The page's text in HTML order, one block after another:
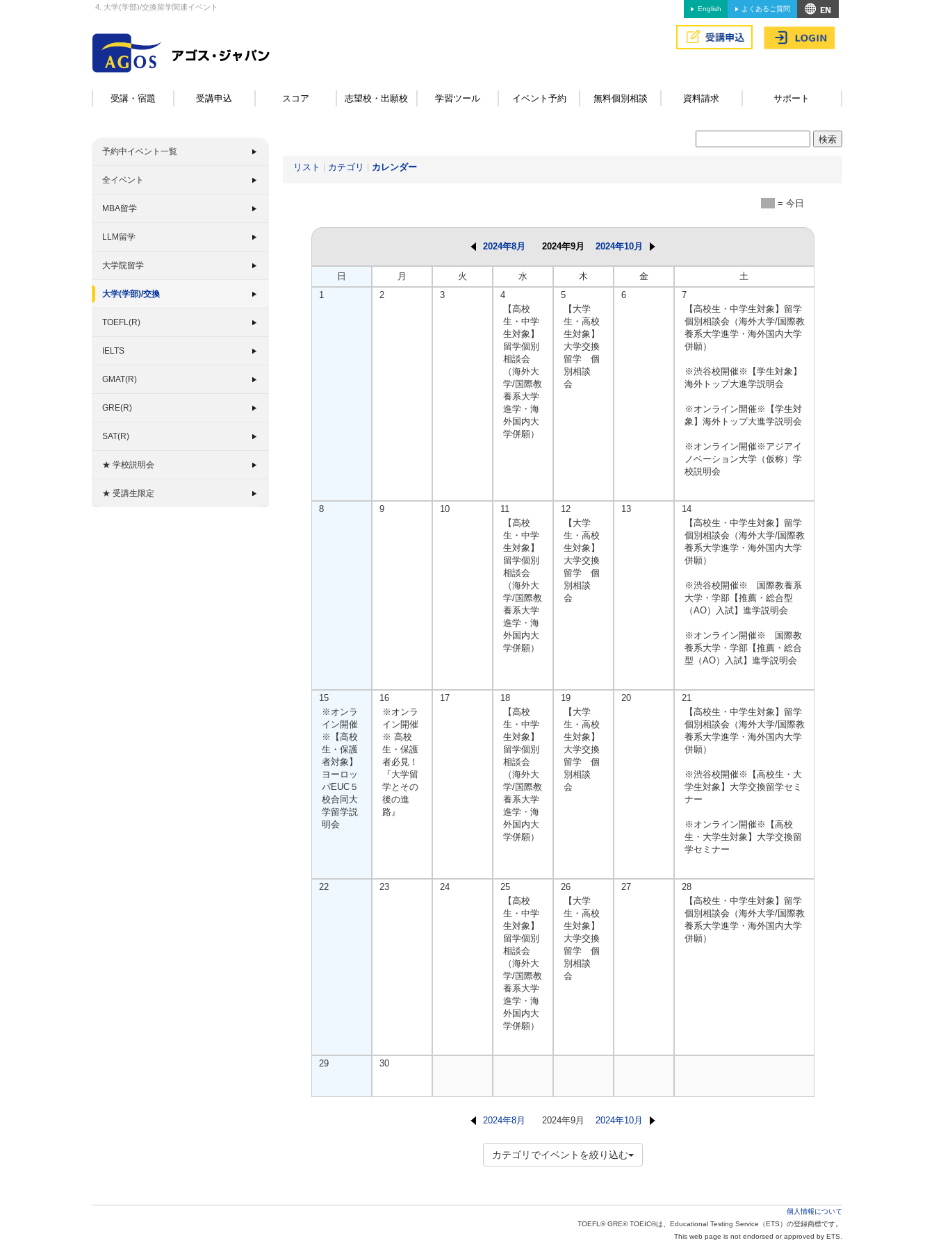
4. 大学(学部)/交換留学関連イベント English よくあるご質問
受講・宿題 受講申込 スコア 志望校・出願校 学習ツール イベント予約 無料個別相談 資料請求 サポート
予約中イベント一覧
全イベント
MBA留学
LLM留学
大学院留学
大学(学部)/交換
TOEFL(R)
IELTS
GMAT(R)
GRE(R)
SAT(R)
★ 学校説明会
★ 受講生限定
リスト カテゴリ カレンダー
= 今日
2024年8月 2024年9月 2024年10月
日 月 火 水 木 金
土
1
2 3
4
【高校
生・中学
生対象】
留学個別
相談会
（海外大
学/国際教
養系大学
進学・海
外国内大
学併願）
5
【大学
生・高校
生対象】
大学交換
留学 個
別相談
会
6
7
【高校生・中学生対象】留学
個別相談会（海外大学/国際教
養系大学進学・海外国内大学
併願）
※渋谷校開催※【学生対象】
海外トップ大進学説明会
※オンライン開催※【学生対
象】海外トップ大進学説明会
※オンライン開催※アジアイ
ノベーション大学（仮称）学
校説明会
8 9 10
11
【高校
生・中学
生対象】
留学個別
相談会
（海外大
学/国際教
養系大学
進学・海
外国内大
学併願）
12
【大学
生・高校
生対象】
大学交換
留学 個
別相談
会
13
14
【高校生・中学生対象】留学
個別相談会（海外大学/国際教
養系大学進学・海外国内大学
併願）
※渋谷校開催※ 国際教養系
大学・学部【推薦・総合型
（AO）入試】進学説明会
※オンライン開催※ 国際教
養系大学・学部【推薦・総合
型（AO）入試】進学説明会
15
※オンラ
イン開催
※【高校
生・保護
者対象】
ヨーロッ
パEUC５
校合同大
学留学説
明会
16
※オンラ
イン開催
※ 高校
生・保護
者必見！
『大学留
学とその
後の進
路』
17
18
【高校
生・中学
生対象】
留学個別
相談会
（海外大
学/国際教
養系大学
進学・海
外国内大
学併願）
19
【大学
生・高校
生対象】
大学交換
留学 個
別相談
会
20
21
【高校生・中学生対象】留学
個別相談会（海外大学/国際教
養系大学進学・海外国内大学
併願）
※渋谷校開催※【高校生・大
学生対象】大学交換留学セミ
ナー
※オンライン開催※【高校
生・大学生対象】大学交換留
学セミナー
22 23 24
25
【高校
生・中学
生対象】
留学個別
相談会
（海外大
学/国際教
養系大学
進学・海
外国内大
学併願）
26
【大学
生・高校
生対象】
大学交換
留学 個
別相談
会
27
28
【高校生・中学生対象】留学
個別相談会（海外大学/国際教
養系大学進学・海外国内大学
併願）
29 30
2024年8月 2024年9月 2024年10月
カテゴリでイベントを絞り込む
個人情報について
TOEFL® GRE® TOEIC®は、Educational Testing Service（ETS）の登録商標です。
This web page is not endorsed or approved by ETS.